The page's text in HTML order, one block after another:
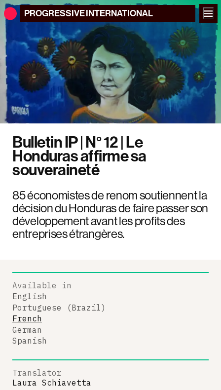
PROGRESSIVEINTERNATIONAL
Bulletin IP | N° 12 | Le
Honduras affirme sa
souveraineté
85 économistes de renom soutiennent la
décision du Honduras de faire passer son
développement avant les profits des
entreprises étrangères.
Available in
English
Portuguese (Brazil)
French
German
Spanish
Translator
Laura Schiavetta